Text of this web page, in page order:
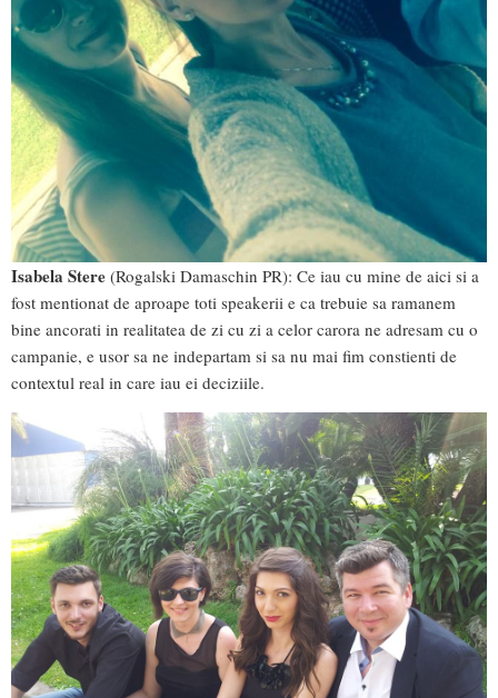
Isabela Stere (Rogalski Damaschin PR): Ce iau cu mine de aici si a
fost mentionat de aproape toti speakerii e ca trebuie sa ramanem
bine ancorati in realitatea de zi cu zi a celor carora ne adresam cu o
campanie, e usor sa ne indepartam si sa nu mai fim constienti de
contextul real in care iau ei deciziile.